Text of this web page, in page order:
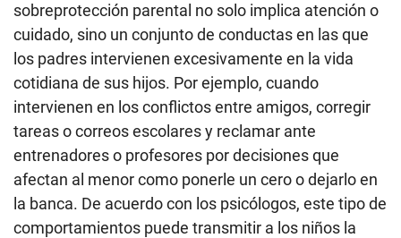
sobreprotección parental no solo implica atención o
cuidado, sino un conjunto de conductas en las que
los padres intervienen excesivamente en la vida
cotidiana de sus hijos. Por ejemplo, cuando
intervienen en los conflictos entre amigos, corregir
tareas o correos escolares y reclamar ante
entrenadores o profesores por decisiones que
afectan al menor como ponerle un cero o dejarlo en
la banca. De acuerdo con los psicólogos, este tipo de
comportamientos puede transmitir a los niños la